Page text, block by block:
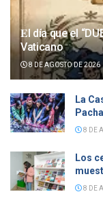
𝐄l día que el
Vaticano
8 DE AGOSTO DE 2026
La
8 DE
Los
8 DE